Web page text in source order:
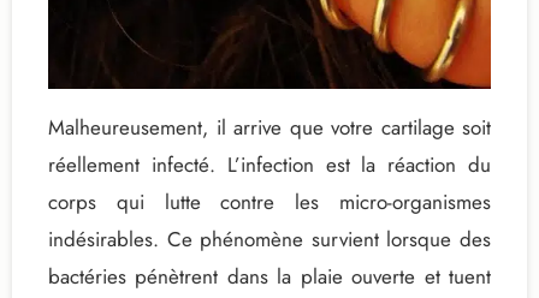
Malheureusement, il arrive que votre cartilage soit
réellement infecté. L’infection est la réaction du
corps qui lutte contre les micro-organismes
indésirables. Ce phénomène survient lorsque des
bactéries pénètrent dans la plaie ouverte et tuent